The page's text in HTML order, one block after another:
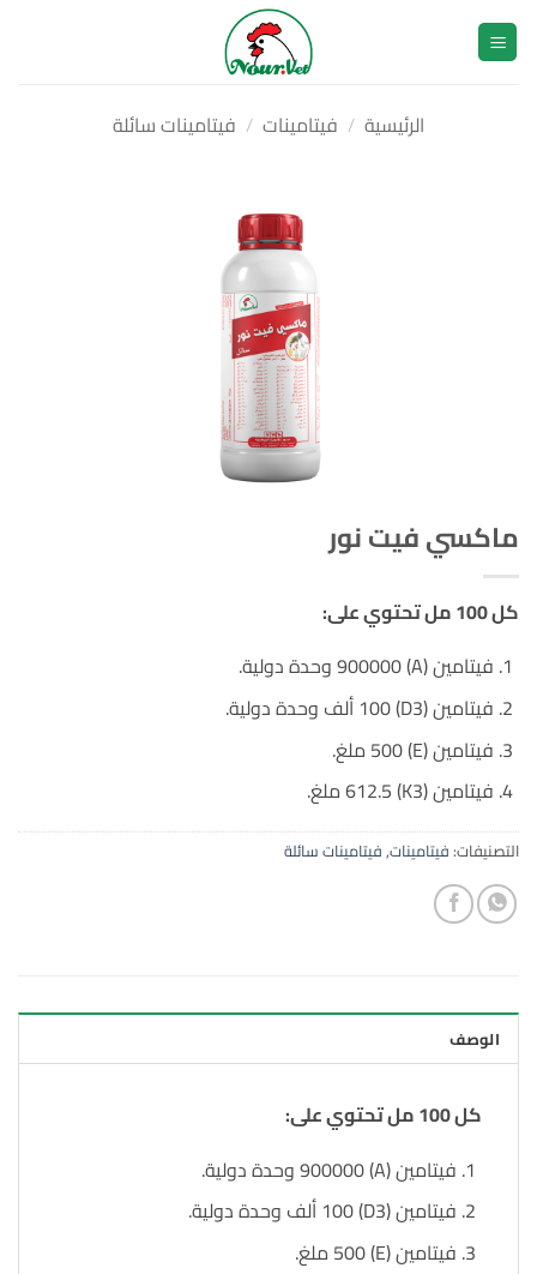
تخطي
للمحتوى
الرئيسية / فيتامينات / فيتامينات سائلة
ماكسي فيت نور
كل 100 مل تحتوي على:
فيتامين (A) 900000 وحدة دولية.
فيتامين (D3) 100 ألف وحدة دولية.
فيتامين (E) 500 ملغ.
فيتامين (K3) 612.5 ملغ.
التصنيفات:فيتامينات,فيتامينات سائلة
الوصف
كل 100 مل تحتوي على:
فيتامين (A) 900000 وحدة دولية.
فيتامين (D3) 100 ألف وحدة دولية.
فيتامين (E) 500 ملغ.